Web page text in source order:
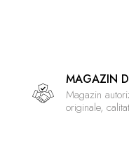
MAGAZIN
Magazin
originale,